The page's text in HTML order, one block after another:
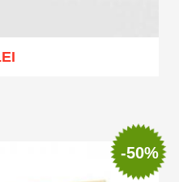
-50%